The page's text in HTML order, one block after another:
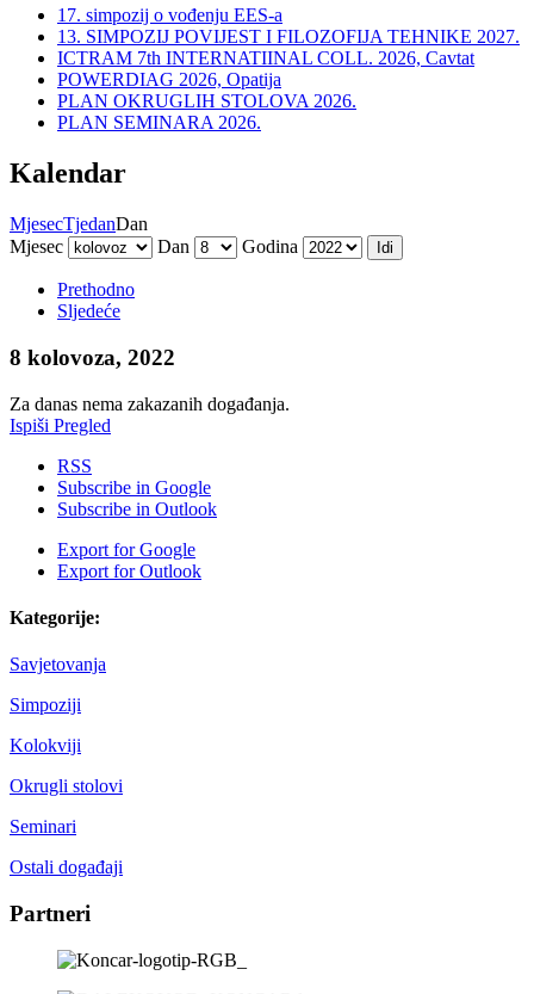
17. simpozij o vođenju EES-a
13. SIMPOZIJ POVIJEST I FILOZOFIJA TEHNIKE 2027.
ICTRAM 7th INTERNATIINAL COLL. 2026, Cavtat
POWERDIAG 2026, Opatija
PLAN OKRUGLIH STOLOVA 2026.
PLAN SEMINARA 2026.
Kalendar
MjesecTjedanDan
Mjesec
Dan Godina
Prethodno
Sljedeće
8 kolovoza, 2022
Za danas nema zakazanih događanja.
Ispiši Pregled
RSS
Subscribe in Google
Subscribe in Outlook
Export forGoogle
Export forOutlook
Kategorije:
Savjetovanja
Simpoziji
Kolokviji
Okrugli stolovi
Seminari
Ostali događaji
Partneri